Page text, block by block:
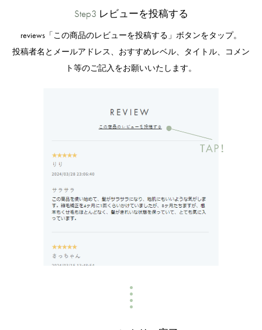
Step3 レビューを投稿する
reviews「この商品のレビューを投稿する」ボタンをタップ。
投稿者名とメールアドレス、おすすめレベル、タイトル、コメン
ト等のご記入をお願いいたします。